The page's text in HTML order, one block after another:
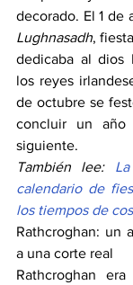
Lughnasadh,
dedicaba al dios
los reyes
de octubre se
concluir un
siguiente.
También lee:
calendario de
los tiempos de
Rathcroghan: un
a una corte real
Rathcroghan era